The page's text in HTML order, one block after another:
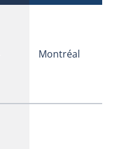
Montréal